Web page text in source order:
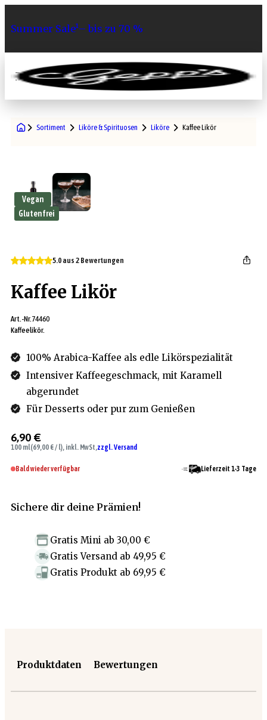
Summer Sale¹– bis zu 70 %
0
Sortiment Liköre & Spirituosen Liköre Kaffee Likör
Vegan
Glutenfrei
5.0 aus 2 Bewertungen
Kaffee Likör
Art.-Nr.74460
Kaffeelikör.
100% Arabica-Kaffee als edle Likörspezialität
Intensiver Kaffeegeschmack, mit Karamell
abgerundet
Für Desserts oder pur zum Genießen
6,90 €
100 ml(69,00 € / l), inkl. MwSt,zzgl. Versand
Bald wieder verfügbar Lieferzeit 1-3 Tage
Sichere dir deine Prämien!
Gratis Mini ab 30,00 €
Gratis Versand ab 49,95 €
Gratis Produkt ab 69,95 €
Produktdaten Bewertungen